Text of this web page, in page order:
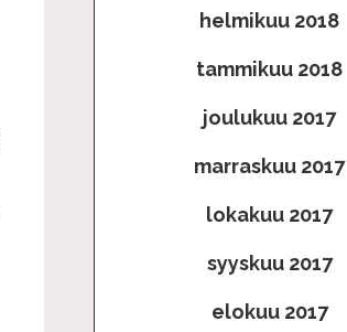
helmikuu 2018
tammikuu 2018
joulukuu 2017
marraskuu 2017
lokakuu 2017
syyskuu 2017
elokuu 2017